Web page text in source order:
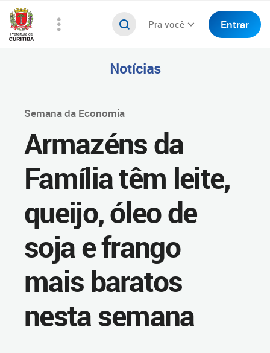
Pra você Entrar
Notícias
Semana da Economia
Armazéns da
Família têm leite,
queijo, óleo de
soja e frango
mais baratos
nesta semana